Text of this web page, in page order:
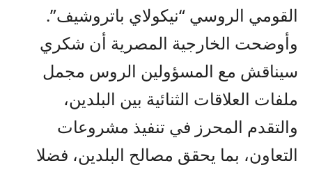
القومي الروسي “نيكولاي باتروشيف”.
وأوضحت الخارجية المصرية أن شكري
سيناقش مع المسؤولين الروس مجمل
ملفات العلاقات الثنائية بين البلدين،
والتقدم المحرز في تنفيذ مشروعات
التعاون، بما يحقق مصالح البلدين، فضلا